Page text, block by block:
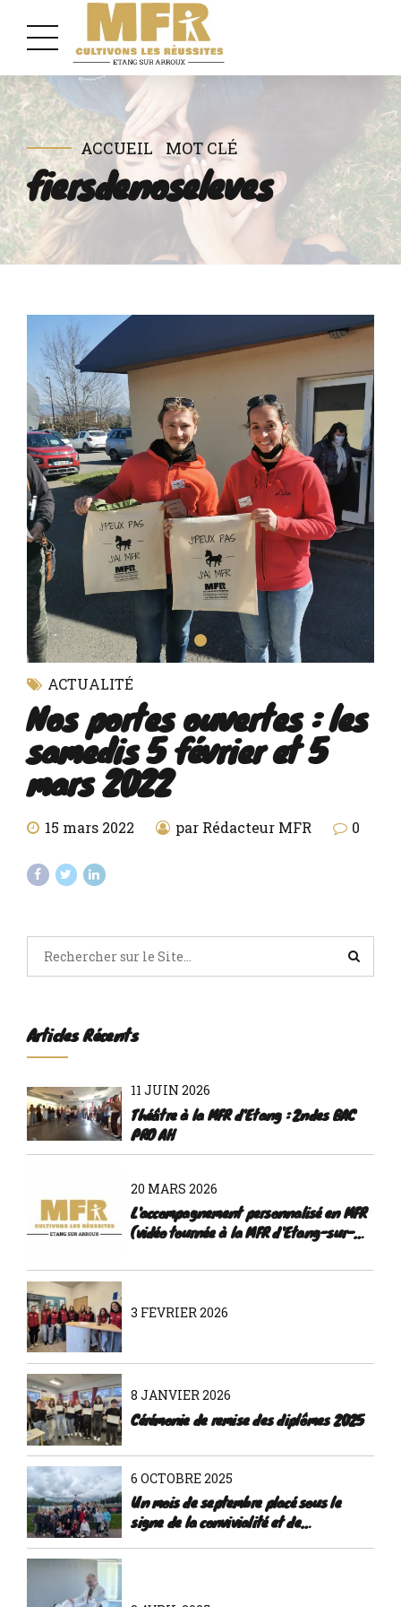
ACCUEIL MOT CLÉ
fiersdenoseleves
ACTUALITÉ
Nos portes ouvertes : les
samedis 5 février et 5
mars 2022
15 mars 2022 par Rédacteur MFR 0
Articles Récents
11 JUIN 2026
Théâtre à la MFR d'Etang : 2ndes BAC
PRO AH
20 MARS 2026
L'accompagnement personnalisé en MFR
(vidéo tournée à la MFR d'Etang-sur-
3 FÉVRIER 2026
8 JANVIER 2026
Cérémonie de remise des diplômes 2025
6 OCTOBRE 2025
Un mois de septembre placé sous le
signe de la convivialité et de